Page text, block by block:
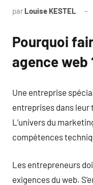
par Louise KESTEL
Pourquoi
agence web
Une entreprise
entreprises dans
L’univers du
compétences
Les entrepreneurs
exigences du web.